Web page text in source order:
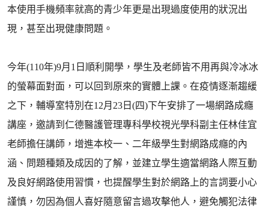
本使用手機頻率就高的青少年更是出現過度使用的狀況出
現，甚至出現健康問題。
今年(110年)9月1日順利開學，學生及老師皆不用再與冷冰冰
的螢幕面對面，可以回到原來的實體上課。在疫情逐漸趨緩
之下，輔導室特別在12月23日(四)下午安排了一場網路成癮
講座，邀請到仁德醫護管理專科學校視光學科副主任林佳宜
老師擔任講師，增進本校一、二年級學生對網路成癮的內
涵、問題種類及成因的了解，並建立學生適當網路人際互動
及良好網路使用習慣，也提醒學生對於網路上的言詞要小心
謹慎，勿因為個人喜好隨意留言過攻擊他人，避免觸犯法律